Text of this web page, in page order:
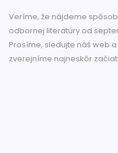
Veríme, že nájdeme
odbornej literatúry od
Prosíme, sledujte náš web
zverejníme najneskôr